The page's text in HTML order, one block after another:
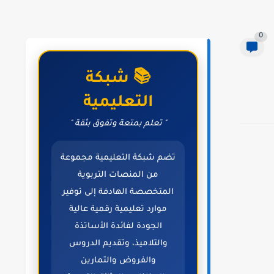
0
📚 شبكة
التعليمية
" تعلم بمتعة وتفوق بثقة "
تضم شبكة التعليمية مجموعة
من المنصات التربوية
المتخصصة الهادفة إلى توفير
موارد تعليمية رقمية عالية
الجودة لفائدة الأساتذة
والتلاميذ، وتقديم الدروس
والفروض والتمارين